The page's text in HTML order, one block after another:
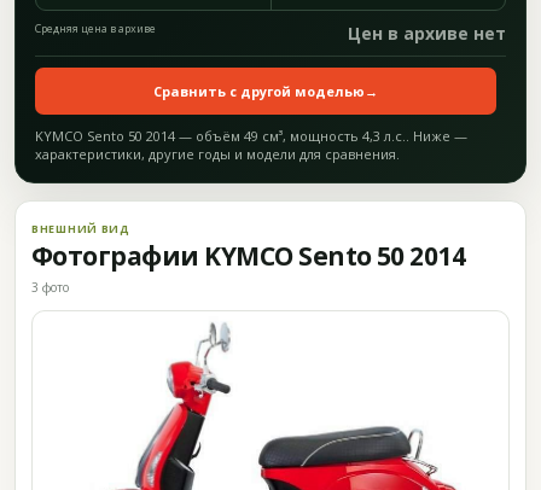
Средняя цена в архиве Цен в архиве нет
Сравнить с другой моделью →
KYMCO Sento 50 2014 — объём 49 см³, мощность 4,3 л.с.. Ниже —
характеристики, другие годы и модели для сравнения.
ВНЕШНИЙ ВИД
Фотографии KYMCO Sento 50 2014
3 фото